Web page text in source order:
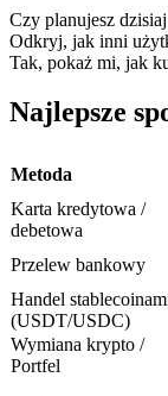
Kontrakty
Kontrakty
Kopiowanie
Dołącz do
Czy planujesz
Odkryj, jak inni
Tak, pokaż mi, jak
Najlepsze
Metoda
Karta kredytowa /
debetowa
Przelew bankowy
Handel
(USDT/USDC)
Wymiana krypto /
Portfel